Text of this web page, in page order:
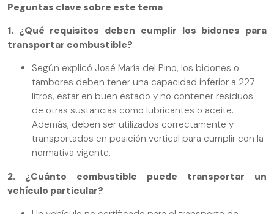
Peguntas clave sobre este tema
1. ¿Qué requisitos deben cumplir los bidones para
transportar combustible?
Según explicó José María del Pino, los bidones o
tambores deben tener una capacidad inferior a 227
litros, estar en buen estado y no contener residuos
de otras sustancias como lubricantes o aceite.
Además, deben ser utilizados correctamente y
transportados en posición vertical para cumplir con la
normativa vigente.
2. ¿Cuánto combustible puede transportar un
vehículo particular?